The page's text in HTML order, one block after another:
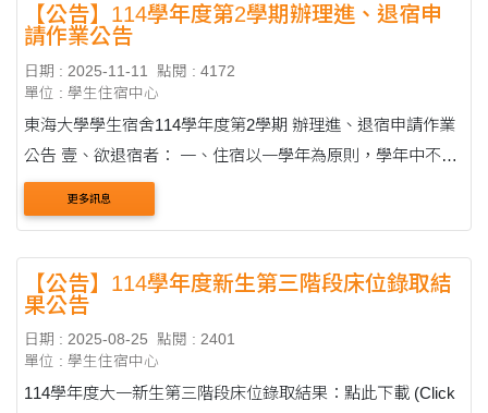
【公告】114學年度第2學期辦理進、退宿申
請作業公告
日期 : 2025-11-11
點閱 : 4172
單位 : 學生住宿中心
東海大學學生宿舍114學年度第2學期 辦理進、退宿申請作業
公告 壹、欲退宿者： 一、住宿以一學年為原則，學年中不得
申請退宿。 二、如因特殊原因第2學期需退宿者，請於以下時
間及地點辦理退宿，未於....
更多訊息
【公告】114學年度新生第三階段床位錄取結
果公告
日期 : 2025-08-25
點閱 : 2401
單位 : 學生住宿中心
114學年度大一新生第三階段床位錄取結果：點此下載 (Click